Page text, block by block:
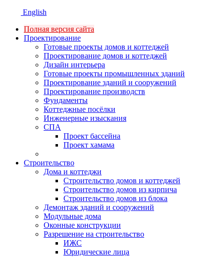
English
Полная версия сайта
Проектирование
Готовые проекты домов и коттеджей
Проектирование домов и коттеджей
Дизайн интерьера
Готовые проекты промышленных зданий
Проектирование зданий и сооружений
Проектирование производств
Фундаменты
Коттеджные посёлки
Инженерные изыскания
СПА
Проект бассейна
Проект хамама
Строительство
Дома и коттеджи
Строительство домов и коттеджей
Строительство домов из кирпича
Строительство домов из блока
Демонтаж зданий и сооружений
Модульные дома
Оконные конструкции
Разрешение на строительство
ИЖС
Юридические лица